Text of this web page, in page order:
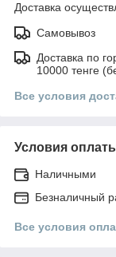
Доставка
Самовывоз
Доставка по
10000 тенге
Все условия
Условия
Наличными
Безналичный
Все условия